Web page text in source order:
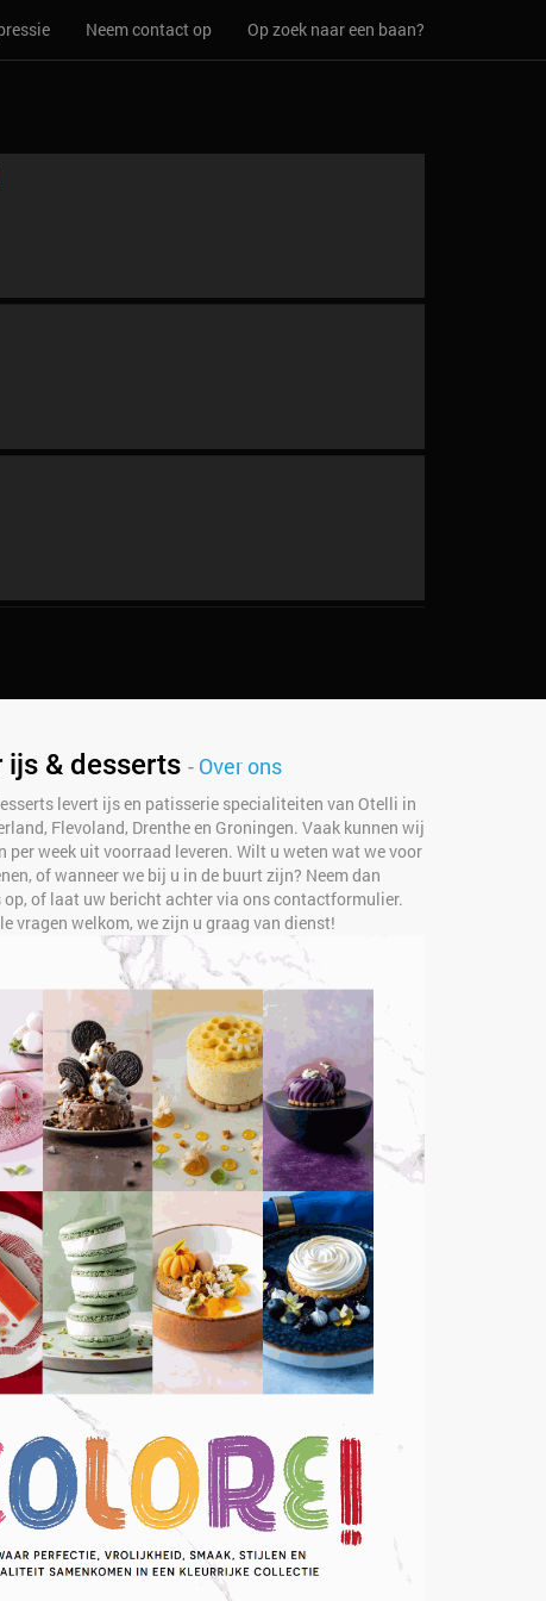
Neem contact op Op zoek naar een baan?
ijs & desserts - Over ons
levert ijs en patisserie specialiteiten van Otelli in
Flevoland, Drenthe en Groningen. Vaak kunnen wij
per week uit voorraad leveren. Wilt u weten wat we voor
of wanneer we bij u in de buurt zijn? Neem dan
of laat uw bericht achter via ons contactformulier.
vragen welkom, we zijn u graag van dienst!